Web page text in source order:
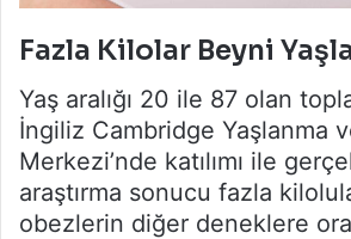
Fazla Kilolar Beyni
Yaş aralığı 20 ile 87 olan
İngiliz Cambridge Yaşlanma
Merkezi’nde katılımı ile
araştırma sonucu fazla
obezlerin diğer deneklere